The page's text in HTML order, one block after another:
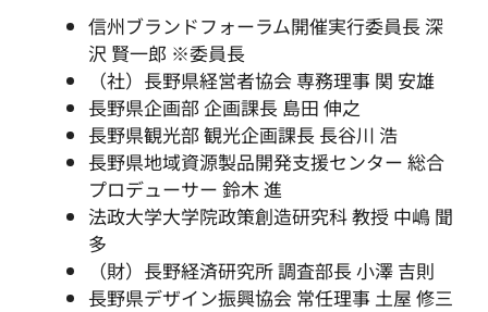
信州ブランドフォーラム開催実行委員長 深
沢 賢一郎 ※委員長
（社）長野県経営者協会 専務理事 関 安雄
長野県企画部 企画課長 島田 伸之
長野県観光部 観光企画課長 長谷川 浩
長野県地域資源製品開発支援センター 総合
プロデューサー 鈴木 進
法政大学大学院政策創造研究科 教授 中嶋 聞
多
（財）長野経済研究所 調査部長 小澤 吉則
長野県デザイン振興協会 常任理事 土屋 修三